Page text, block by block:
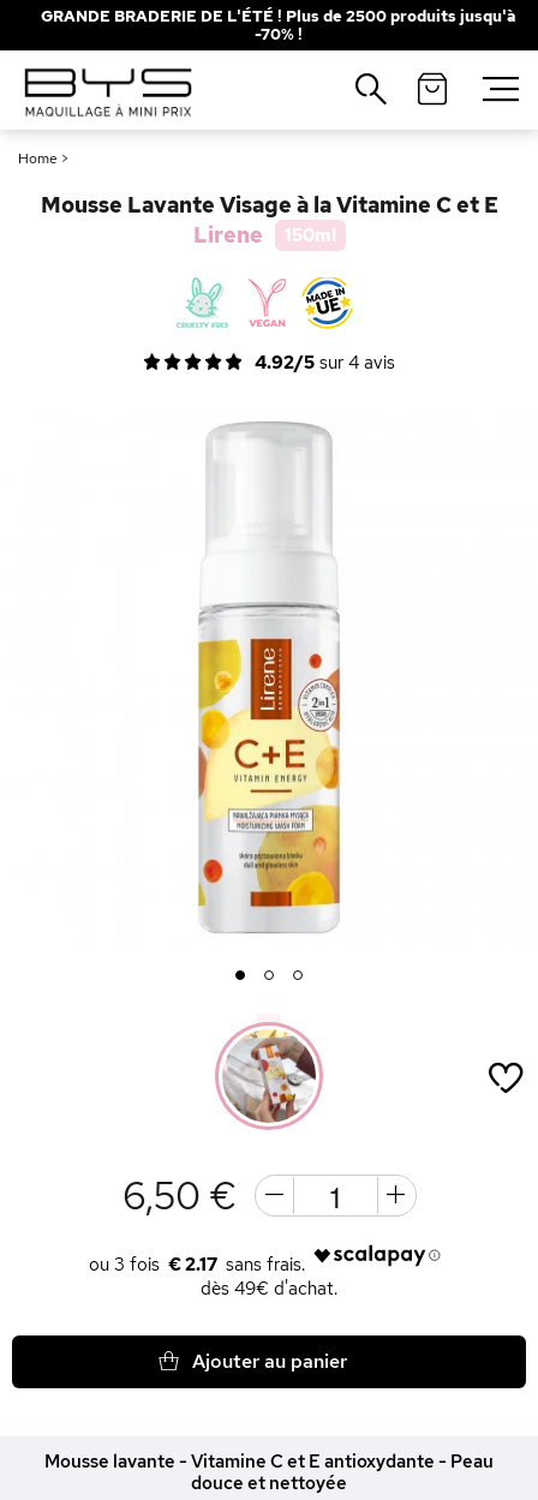
GRANDE BRADERIE DE L'ÉTÉ ! Plus de 2500 produits jusqu'à
-70% !
Home >
Mousse Lavante Visage à la Vitamine C et E
Lirene
150ml
4.92/5 sur 4 avis
1 2 3
6,50 €
€ 2.17
dès 49€ d'achat.
Ajouter au panier
Mousse lavante - Vitamine C et E antioxydante - Peau
douce et nettoyée
Fermer
Recherches populaires
Rouge à Lèvres